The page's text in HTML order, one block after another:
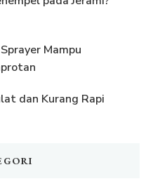
Mampu
dan Kurang Rapi